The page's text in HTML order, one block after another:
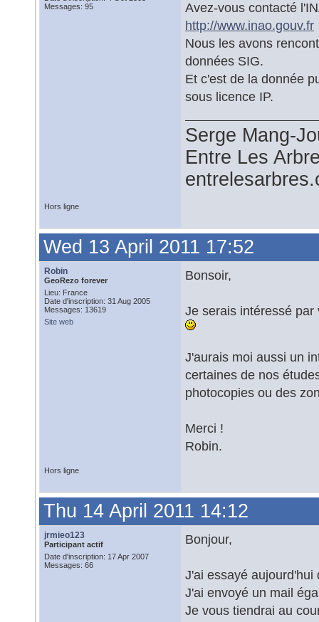
Messages: 95
Avez-vous contacté
http://www.inao.gouv.fr
Nous les avons
données SIG.
Et c'est de la donnée
sous licence IP.
Serge Mang-
Entre Les
Hors ligne
Wed 13 April 2011 17:52
Robin
GeoRezo forever
Lieu: France
Date d'inscription: 31 Aug 2005
Messages: 13619
Site web
Bonsoir,
Je serais intéressé
J'aurais moi aussi un
certaines de nos
photocopies ou des
Merci !
Robin.
Hors ligne
Thu 14 April 2011 14:12
jrmieo123
Participant actif
Date d'inscription: 17 Apr 2007
Messages: 66
Bonjour,
J'ai essayé
J'ai envoyé un mail
Je vous tiendrai au